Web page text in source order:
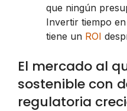
que ningún
Invertir tiempo
tiene un ROI
El mercado al
sostenible con
regulatoria